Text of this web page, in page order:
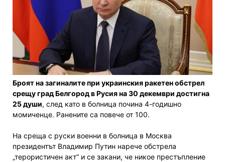
Броят на загиналите при украинския ракетен обстрел
срещу град Белгород в Русия на 30 декември достигна
25 души, след като в болница почина 4-годишно
момиченце. Ранените са повече от 100.
На среща с руски военни в болница в Москва
президентът Владимир Путин нарече обстрела
„терористичен акт“ и се закани, че никое престъпление